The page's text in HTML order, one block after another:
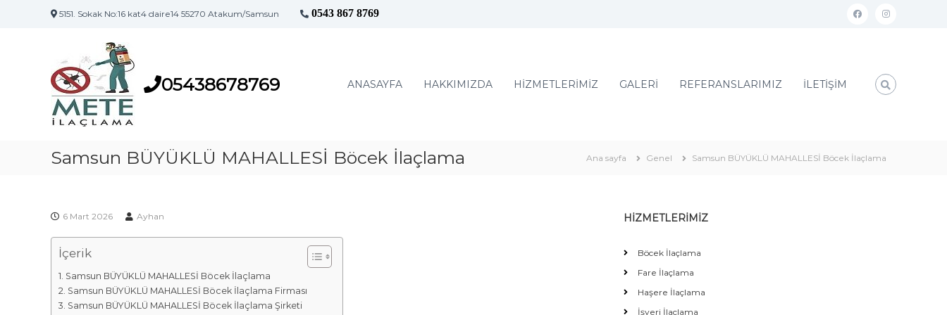
5151. Sokak No:16 kat4 daire14 55270 Atakum/Samsun 0543 867 8769
s
l
a
m
F
i
r
u
n
İ
ç
a
a
M
a
05438678769 ANASAYFA HAKKIMIZDA HİZMETLERİMİZ GALERİ REFERANSLARIMIZ İLETİŞİM
Samsun BÜYÜKLÜ MAHALLESİ Böcek İlaçlama Ana sayfa Genel Samsun BÜYÜKLÜ MAHALLESİ Böcek İlaçlama
6 Mart 2026 Ayhan
İçerik
Samsun BÜYÜKLÜ MAHALLESİ Böcek İlaçlama
Samsun BÜYÜKLÜ MAHALLESİ Böcek İlaçlama Firması
Samsun BÜYÜKLÜ MAHALLESİ Böcek İlaçlama Şirketi
HİZMETLERİMİZ
Böcek İlaçlama
Fare İlaçlama
Haşere İlaçlama
İşyeri İlaçlama